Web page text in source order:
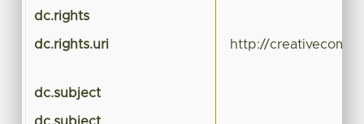
dc.rights
dc.rights.uri http://
dc.subject